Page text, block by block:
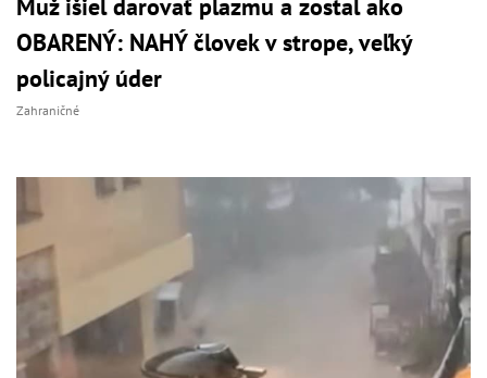
OBARENÝ: NAHÝ človek v strope, veľký
policajný úder
Zahraničné